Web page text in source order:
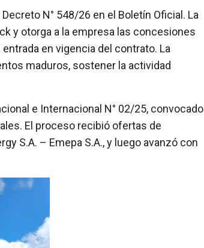
y otorga a la empresa las concesiones
en vigencia del contrato. La
maduros, sostener la actividad
e Internacional N° 02/25, convocado
El proceso recibió ofertas de
S.A. – Emepa S.A., y luego avanzó con